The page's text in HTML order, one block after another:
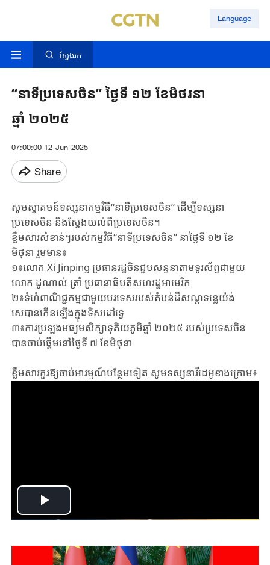
Language
ស្វែងរក
“នាទីប្រទេសចិន” ថ្ងៃទី ១២ ខែមិថរនា
ឆ្នាំ ២០២៥
07:00:00 12-Jun-2025
Share
សូមស្វាគមន៍ទស្សនាកម្មវិធី“នាទីប្រទេសចិន” ដើម្បីទស្សនា
ប្រទេសចិន និងស្វែងយល់ពីប្រទេសចិន។
ខ្លឹមសារសំខាន់ៗរបស់កម្មវិធី“នាទីប្រទេសចិន” នាថ្ងៃទី ១២ ខែ
មិថុនា រួមមាន៖
១៖លោក ​Xi Jinping ប្រធានរដ្ឋចិន​ជួបសន្ទនាតាមទូរស័ព្ទជាមួយ
លោក ​ដូណាល់ ​ត្រាំ​ ប្រធានាធិបតី​សហរដ្ឋអាមេរិក
២៖ទំហំពាណិជ្ជកម្មជាមួយបរទេសរបស់តំបន់ដីសណ្ដទន្លេយ៉ង់
សេបានកើនឡើងក្នុងទិសដៅទ្វេ
៣៖ការប្រឡងមធ្យមសិក្សាទុតិយភូមិឆ្នាំ ២០២៥ របស់ប្រទេសចិន
បាន​ចាប់ផ្តើមនៅថ្ងៃទី ៧ ខែមិថុនា
ខ្លឹមសារគួរឱ្យចាប់អារម្មណ៍បន្ថែមទៀត សូមទស្សនាវីដេអូខាងក្រោម៖
Play
Video